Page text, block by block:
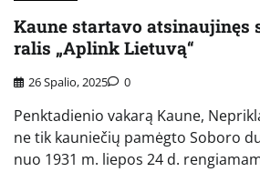
Kaune startavo atsinaujinęs
ralis „Aplink Lietuvą“
26 Spalio, 2025 0
Penktadienio vakarą Kaune,
ne tik kauniečių pamėgto Soboro
nuo 1931 m. liepos 24 d.